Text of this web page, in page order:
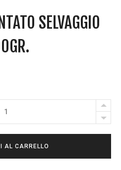
SELVAGGIO
AL CARRELLO